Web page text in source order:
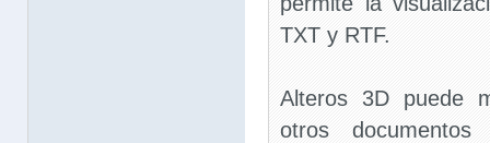
TXT y RTF.
Alteros 3D puede
otros